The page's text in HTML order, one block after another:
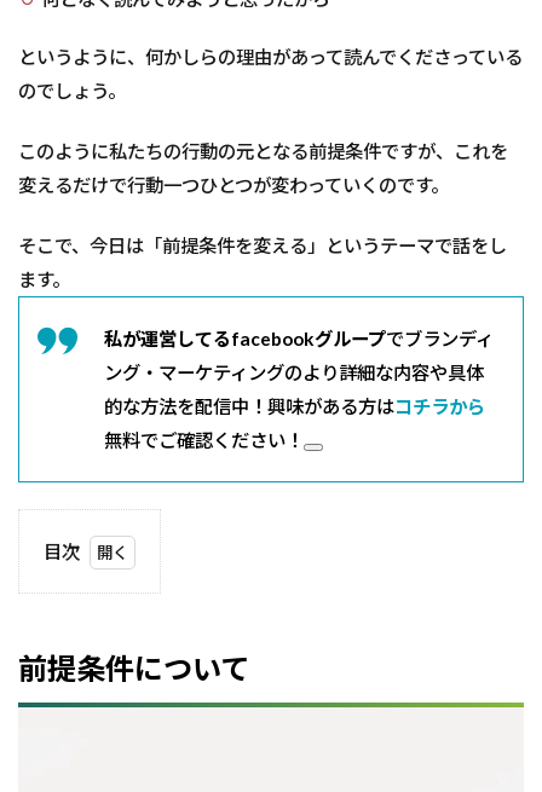
というように、何かしらの理由があって読んでくださっている
のでしょう。
このように私たちの行動の元となる前提条件ですが、これを
変えるだけで行動一つひとつが変わっていくのです。
そこで、今日は「前提条件を変える」というテーマで話をし
ます。
私が運営してるfacebookグループでブランディ
ング・マーケティングのより詳細な内容や具体
的な方法を配信中！興味がある方はコチラから
無料でご確認ください！
目次
条
件
に
前提条件について